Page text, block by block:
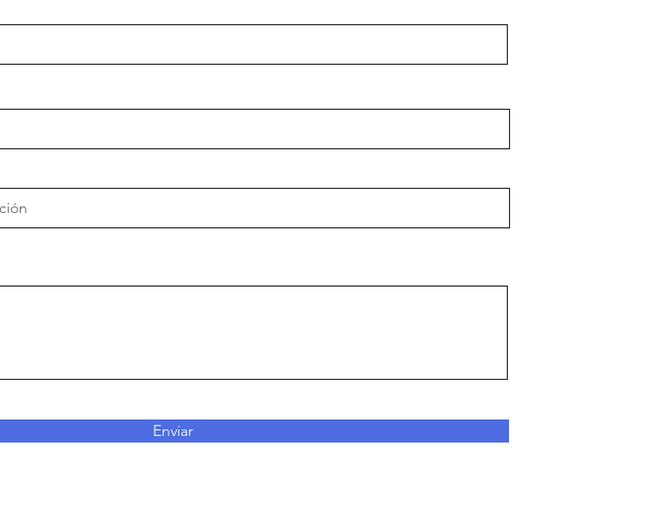
Enviar